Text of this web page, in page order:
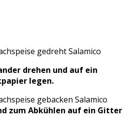
drehen und auf ein
legen.
zum Abkühlen auf ein Gitter